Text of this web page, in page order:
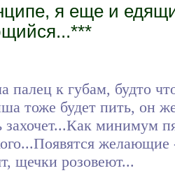
я еще и
палец к губам, будто
тоже будет пить, он
захочет...Как минимум
желающие
щечки розовеют...